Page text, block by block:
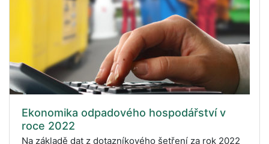
Ekonomika odpadového hospodářství v
roce 2022
Na základě dat z dotazníkového šetření za rok 2022